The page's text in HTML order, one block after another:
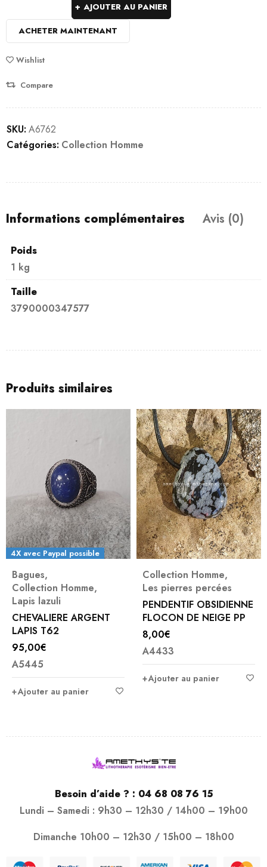
AJOUTER AU PANIER
ACHETER MAINTENANT
Wishlist
Compare
SKU: A6762
Catégories: Collection Homme
Informations complémentaires Avis (0)
Poids
1 kg
Taille
3790000347577
Produits similaires
4X avec Paypal possible
Bagues,
Collection Homme,
Lapis lazuli
CHEVALIERE ARGENT
LAPIS T62
95,00€
A5445
Ajouter au panier
Collection Homme,
Les pierres percées
PENDENTIF OBSIDIENNE
FLOCON DE NEIGE PP
8,00€
A4433
Ajouter au panier
Besoin d’aide ? : 04 68 08 76 15
Lundi – Samedi : 9h30 – 12h30 / 14h00 – 19h00
Dimanche 10h00 – 12h30 / 15h00 – 18h00